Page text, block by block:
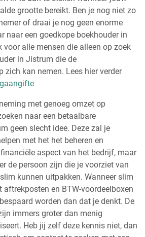
grootte bereikt. Ben je nog niet zo
of draai je nog geen enorme
naar een goedkope boekhouder in
alle mensen die alleen op zoek
in Jistrum die de
zich kan nemen. Lees hier verder
met genoeg omzet op
naar een betaalbare
geen slecht idee. Deze zal je
met het het beheren en
aspect van het bedrijf, maar
de persoon zijn die je voorziet van
kunnen uitpakken. Wanneer slim
en BTW-voordeelboxen
worden dan dat je denkt. De
immers groter dan menig
Heb jij zelf deze kennis niet, dan